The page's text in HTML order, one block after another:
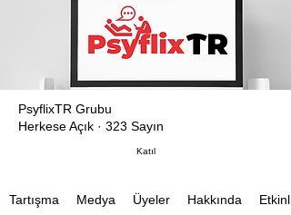
PsyflixTR Grubu
Herkese Açık · 323 Sayın
Katıl
Tartışma Medya Üyeler Hakkında